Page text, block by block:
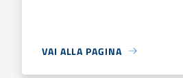
VAI ALLA PAGINA